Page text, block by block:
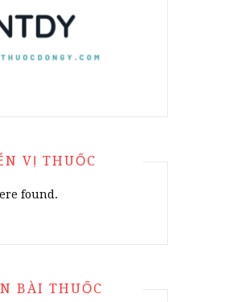
VỊ THUỐC
found.
BÀI THUỐC